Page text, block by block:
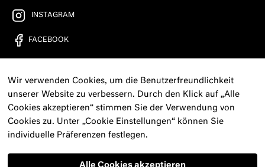
INSTAGRAM
FACEBOOK
FREIRAD RADIO
KONTAKT
PRESSE
NEWSLETTER
Wir verwenden Cookies, um die Benutzerfreundlichkeit
unserer Website zu verbessern. Durch den Klick auf „Alle
Cookies akzeptieren“ stimmen Sie der Verwendung von
Cookies zu. Unter „Cookie Einstellungen“ können Sie
individuelle Präferenzen festlegen.
Alle Cookies akzeptieren